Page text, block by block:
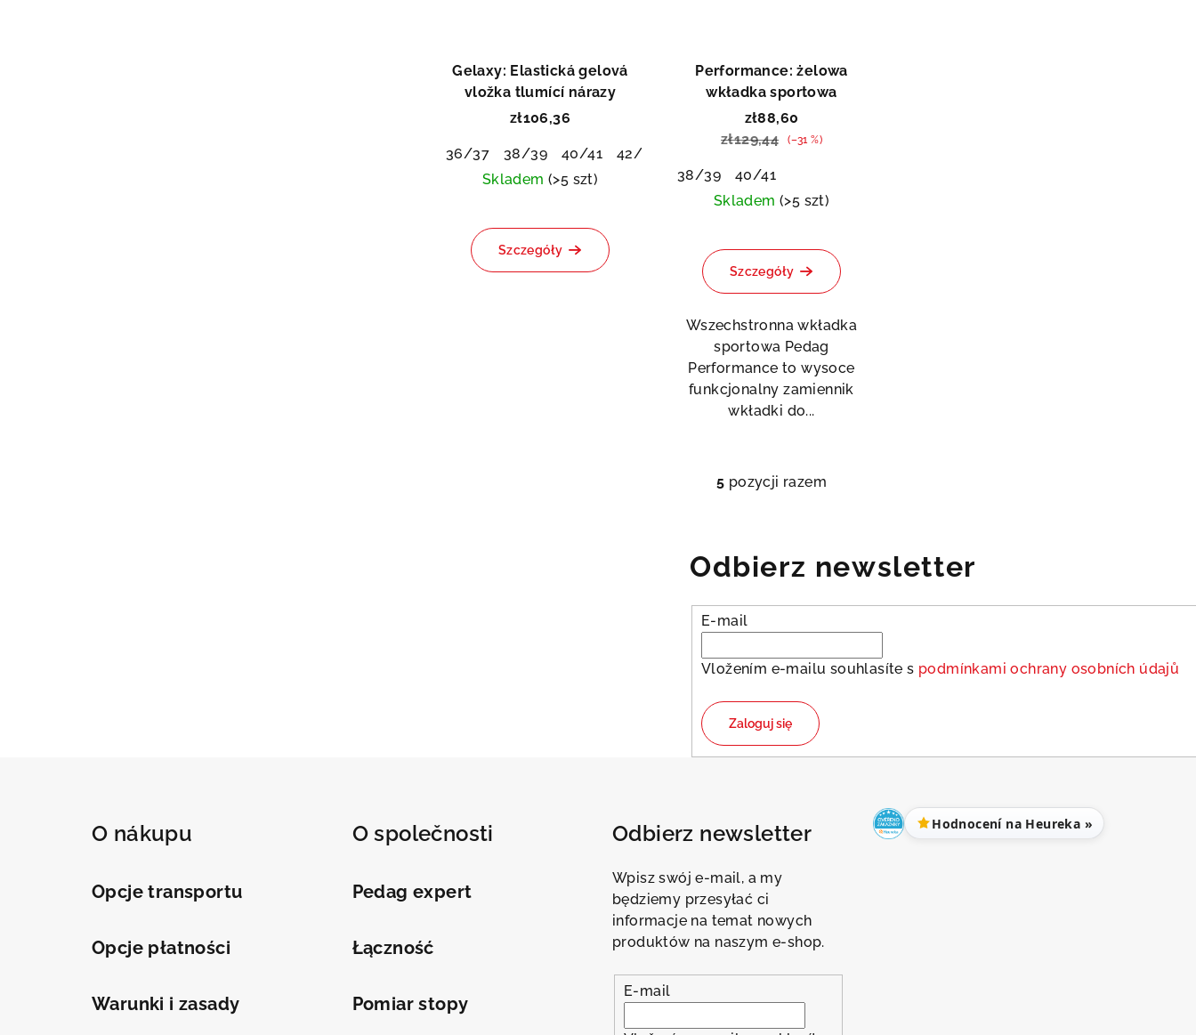
Gelaxy: Elastická gelová
vložka tlumící nárazy
zł106,36
36/37 38/39 40/41 42/43
Skladem (>5 szt)
ocena
produktu
wynosi
Szczegóły
Performance: żelowa
wkładka sportowa
zł88,60
zł129,44
(–31 %)
38/39
40/41
Skladem (>5 szt)
Szczegóły
Wszechstronna wkładka
sportowa Pedag
Performance to wysoce
funkcjonalny zamiennik
wkładki do...
K
t
k
l
i
5 pozycji razem
Odbierz newsletter
E-mail
Vložením e-mailu souhlasíte s podmínkami ochrany osobních údajů
Zaloguj się
O nákupu
Opcje transportu
Opcje płatności
Warunki i zasady
O společnosti
Pedag expert
Łączność
Pomiar stopy
Odbierz newsletter
Wpisz swój e-mail, a my
będziemy przesyłać ci
informacje na temat nowych
produktów na naszym e-shop.
E-mail
Hodnocení na Heureka »